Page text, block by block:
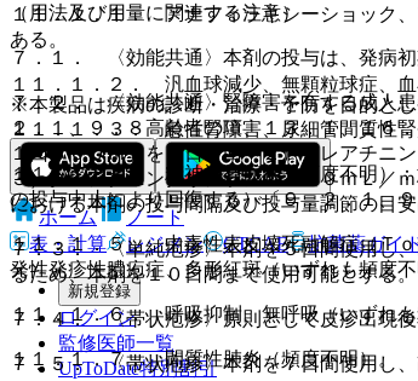
１１．１．１． アナフィラキシーショック
ある。
１１．１．２． 汎血球減少、無顆粒球症、
１１．１．３． 急性腎障害、尿細管間質性
１１．１．４． 精神神経症状（頻度不明）
の投与中止により回復する）〔９．２．１、
１１．１．５． 中毒性表皮壊死融解症（Ｔ
発性発疹性膿疱症、多形紅斑（いずれも頻度不
１１．１．６． 呼吸抑制、無呼吸（いずれ
１１．１．７． 間質性肺炎（頻度不明）。
（用法及び用量に関連する注意）
７．１． 〈効能共通〉本剤の投与は、発病
７．２． 〈効能共通〉腎障害を有する成人
２．１、９．８高齢者の項、１３．１、１６
１回８００ｍｇを１日５回、２）クレアチニ
３）クレアチニンクリアランス＜１０ｍＬ／
における本剤の投与間隔及び投与量調節の目
７．３． 〈単純疱疹〉本剤を５日間使用し
るため、本剤を１０日間まで使用可能とする。
７．４． 〈帯状疱疹〉原則として皮疹出現後
７．５． 〈帯状疱疹〉本剤を７日間使用し
※本製品は疾病の診断・治療・予防を目的と
ホーム
ノート
表・計算
レジメン CTCAE 抗菌薬ガイ
新規登録
ログイン
監修医師一覧
UpToDate特別割引